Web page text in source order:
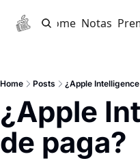
Home Notas
Home Posts ¿Apple
¿Apple
de paga?